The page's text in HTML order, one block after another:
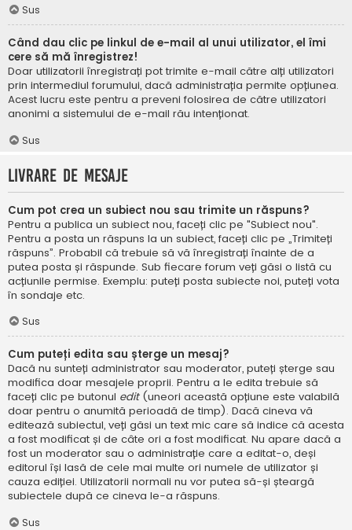
Sus
Când dau clic pe linkul de e-mail al unui utilizator, el îmi
cere să mă înregistrez!
Doar utilizatorii înregistrați pot trimite e-mail către alți utilizatori
prin intermediul forumului, dacă administrația permite opțiunea.
Acest lucru este pentru a preveni folosirea de către utilizatori
anonimi a sistemului de e-mail rău intenționat.
Sus
Livrare de mesaje
Cum pot crea un subiect nou sau trimite un răspuns?
Pentru a publica un subiect nou, faceți clic pe "Subiect nou".
Pentru a posta un răspuns la un subiect, faceți clic pe „Trimiteți
răspuns”. Probabil că trebuie să vă înregistrați înainte de a
putea posta și răspunde. Sub fiecare forum veți găsi o listă cu
acțiunile permise. Exemplu: puteți posta subiecte noi, puteți vota
în sondaje etc.
Sus
Cum puteți edita sau șterge un mesaj?
Dacă nu sunteți administrator sau moderator, puteți șterge sau
modifica doar mesajele proprii. Pentru a le edita trebuie să
faceți clic pe butonul edit (uneori această opțiune este valabilă
doar pentru o anumită perioadă de timp). Dacă cineva vă
editează subiectul, veți găsi un text mic care să indice că acesta
a fost modificat și de câte ori a fost modificat. Nu apare dacă a
fost un moderator sau o administrație care a editat-o, deși
editorul își lasă de cele mai multe ori numele de utilizator și
cauza ediției. Utilizatorii normali nu vor putea să-și șteargă
subiectele după ce cineva le-a răspuns.
Sus